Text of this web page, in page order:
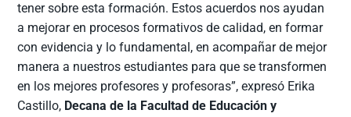
tener sobre esta formación. Estos acuerdos nos ayudan
a mejorar en procesos formativos de calidad, en formar
con evidencia y lo fundamental, en acompañar de mejor
manera a nuestros estudiantes para que se transformen
en los mejores profesores y profesoras”, expresó Erika
Castillo, Decana de la Facultad de Educación y